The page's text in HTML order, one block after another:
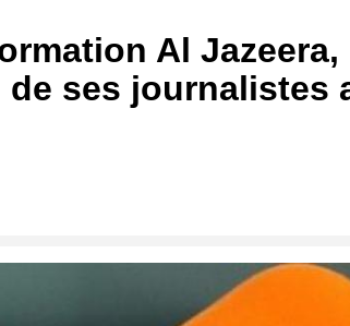
Al Jazeera,
de ses journalistes